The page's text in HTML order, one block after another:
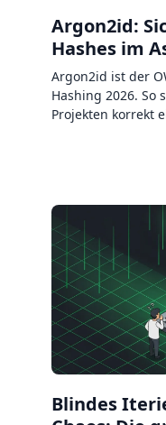
Argon2id:
Hashes im
Argon2id ist der
Hashing 2026. So
Projekten korrekt
Blindes